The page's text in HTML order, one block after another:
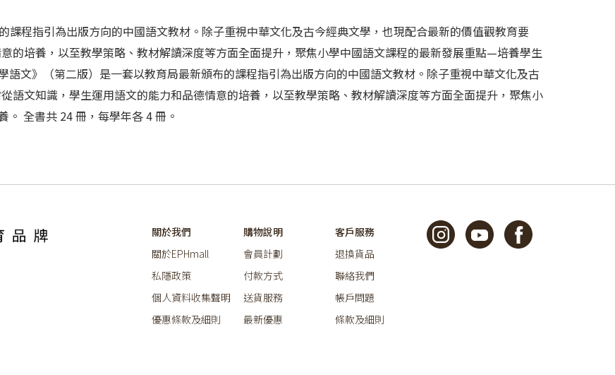
課程指引為出版方向的中國語文教材。除子重視中華文化及古今經典文學，也現配合最新的價值觀教育要
的培養，以至教學策略、教材解讀深度等方面全面提升，聚焦小學中國語文課程的最新發展重點—培養學生
語文》（第二版）是一套以教育局最新頒布的課程指引為出版方向的中國語文教材。除子重視中華文化及古
語文知識，學生運用語文的能力和品德情意的培養，以至教學策略、教材解讀深度等方面全面提升，聚焦小
全書共 24 冊，每學年各 4 冊。
關於我們
關於EPHmall
私隱政策
個人資料收集聲明
優惠條款及細則
購物說明
會員計劃
付款方式
送貨服務
最新優惠
客戶服務
退換貨品
聯絡我們
帳戶問題
條款及細則